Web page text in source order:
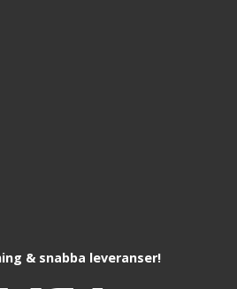
& snabba leveranser!